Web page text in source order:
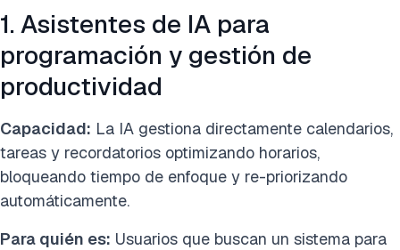
1. Asistentes de IA para
programación y gestión de
productividad
Capacidad: La IA gestiona directamente calendarios,
tareas y recordatorios optimizando horarios,
bloqueando tiempo de enfoque y re-priorizando
automáticamente.
Para quién es: Usuarios que buscan un sistema para